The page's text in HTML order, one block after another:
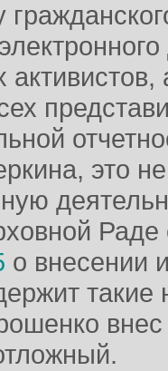
это не
о внесении